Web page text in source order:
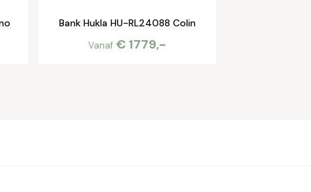
Bank Hukla HU-RL24088 Colin
Vanaf € 1779,-